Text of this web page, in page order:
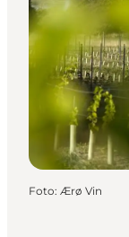
Foto: Ærø Vin